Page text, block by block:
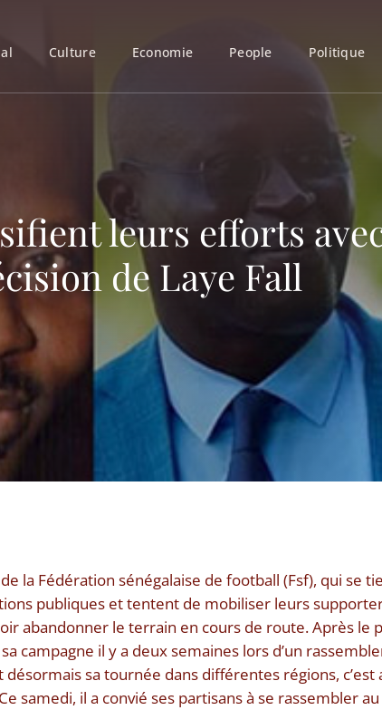
Culture Economie People Politique
leurs efforts
de Laye Fall
la Fédération sénégalaise de football (Fsf), qui se
publiques et tentent de mobiliser leurs
abandonner le terrain en cours de route. Après le
campagne il y a deux semaines lors d’un
sa tournée dans différentes régions, c’est
samedi, il a convié ses partisans à se rassembler au